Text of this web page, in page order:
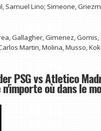
Samuel Lino; Simeone,
Gallagher, Gimenez, Gomis,
Martin, Molina, Musso,
PSG vs Atletico
où dans le